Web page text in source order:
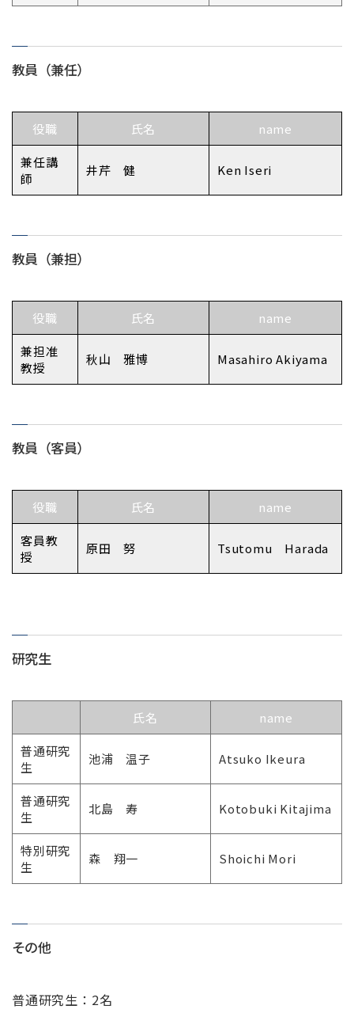
教員（兼任）
役職 氏名
name
兼任講
師
井芹 健 Ken Iseri
教員（兼担）
役職 氏名
name
兼担准
教授
秋山 雅博 Masahiro Akiyama
教員（客員）
役職 氏名
name
客員教
授
原田 努 Tsutomu Harada
研究生
氏名
name
普通研究
生
池浦 温子 Atsuko Ikeura
普通研究
生
北島 寿 Kotobuki Kitajima
特別研究
生
森 翔一 Shoichi Mori
その他
普通研究生：2名